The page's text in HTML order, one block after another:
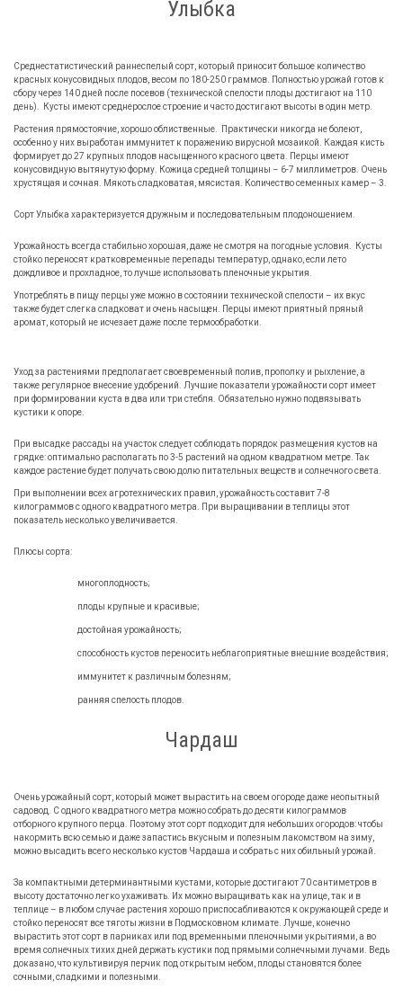
Улыбка
Среднестатистический раннеспелый сорт, который приносит большое количество
красных конусовидных плодов, весом по 180-250 граммов. Полностью урожай готов к
сбору через 140 дней после посевов (технической спелости плоды достигают на 110
день). Кусты имеют среднерослое строение и часто достигают высоты в один метр.
Растения прямостоячие, хорошо облиственные. Практически никогда не болеют,
особенно у них выработан иммунитет к поражению вирусной мозаикой. Каждая кисть
формирует до 27 крупных плодов насыщенного красного цвета. Перцы имеют
конусовидную вытянутую форму. Кожица средней толщины – 6-7 миллиметров. Очень
хрустящая и сочная. Мякоть сладковатая, мясистая. Количество семенных камер – 3.
Сорт Улыбка характеризуется дружным и последовательным плодоношением.
Урожайность всегда стабильно хорошая, даже не смотря на погодные условия. Кусты
стойко переносят кратковременные перепады температур, однако, если лето
дождливое и прохладное, то лучше использовать пленочные укрытия.
Употреблять в пищу перцы уже можно в состоянии технической спелости – их вкус
также будет слегка сладковат и очень насыщен. Перцы имеют приятный пряный
аромат, который не исчезает даже после термообработки.
Уход за растениями предполагает своевременный полив, прополку и рыхление, а
также регулярное внесение удобрений. Лучшие показатели урожайности сорт имеет
при формировании куста в два или три стебля. Обязательно нужно подвязывать
кустики к опоре.
При высадке рассады на участок следует соблюдать порядок размещения кустов на
грядке: оптимально располагать по 3-5 растений на одном квадратном метре. Так
каждое растение будет получать свою долю питательных веществ и солнечного света.
При выполнении всех агротехнических правил, урожайность составит 7-8
килограммов с одного квадратного метра. При выращивании в теплицы этот
показатель несколько увеличивается.
Плюсы сорта:
многоплодность;
плоды крупные и красивые;
достойная урожайность;
способность кустов переносить неблагоприятные внешние воздействия;
иммунитет к различным болезням;
ранняя спелость плодов.
Чардаш
Очень урожайный сорт, который может вырастить на своем огороде даже неопытный
садовод. С одного квадратного метра можно собрать до десяти килограммов
отборного крупного перца. Поэтому этот сорт подходит для небольших огородов: чтобы
накормить всю семью и даже запастись вкусным и полезным лакомством на зиму,
можно высадить всего несколько кустов Чардаша и собрать с них обильный урожай.
За компактными детерминантными кустами, которые достигают 70 сантиметров в
высоту достаточно легко ухаживать. Их можно выращивать как на улице, так и в
теплице – в любом случае растения хорошо приспосабливаются к окружающей среде и
стойко переносят все тяготы жизни в Подмосковном климате. Лучше, конечно
вырастить этот сорт в парниках или под временными пленочными укрытиями, а во
время солнечных тихих дней держать кустики под прямыми солнечными лучами. Ведь
доказано, что культивируя перчик под открытым небом, плоды становятся более
сочными, сладкими и полезными.